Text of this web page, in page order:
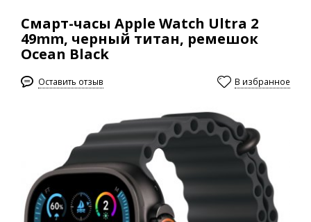
Смарт-часы Apple Watch Ultra 2
49mm, черный титан, ремешок
Ocean Black
Оставить отзыв В избранное